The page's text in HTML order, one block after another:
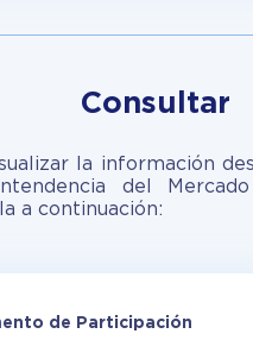
Consultar
la información
del
a continuación:
de Participación